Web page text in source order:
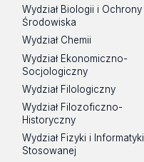
Wydział Biologii i Ochrony
Środowiska
Wydział Chemii
Wydział Ekonomiczno-
Socjologiczny
Wydział Filologiczny
Wydział Filozoficzno-
Historyczny
Wydział Fizyki i Informatyki
Stosowanej